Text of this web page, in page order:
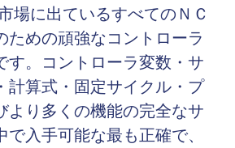
場に出ているすべてのＮＣ
ための頑強なコントローラ
す。コントローラ変数・サ
計算式・固定サイクル・プ
より多くの機能の完全なサ
で入手可能な最も正確で、